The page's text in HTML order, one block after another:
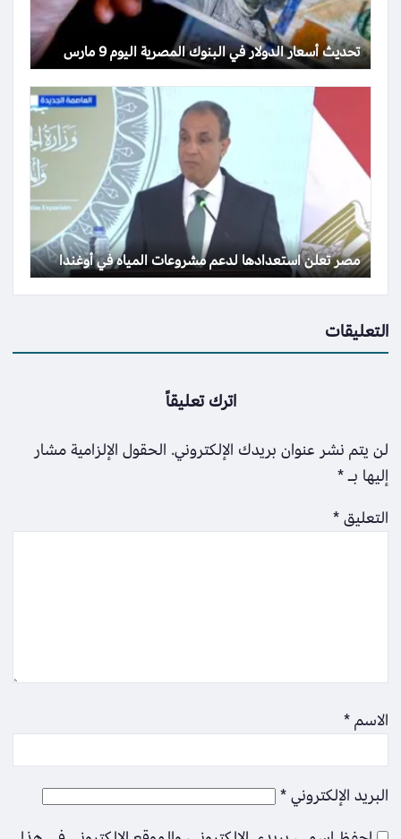
تحديث أسعار الدولار في البنوك المصرية اليوم 9 مارس
مصر تعلن استعدادها لدعم مشروعات المياه في أوغندا
التعليقات
اترك تعليقاً
لن يتم نشر عنوان بريدك الإلكتروني. الحقول الإلزامية مشار
إليها بـ*
التعليق*
الاسم*
البريد الإلكتروني*